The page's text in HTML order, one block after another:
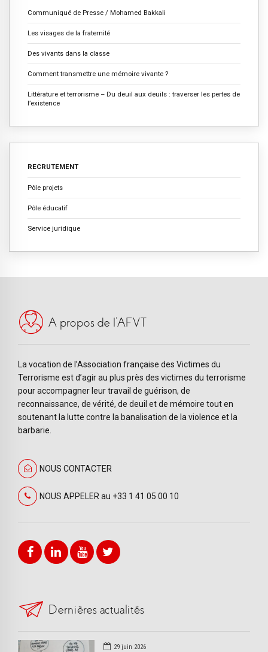
Communiqué de Presse / Mohamed Bakkali
Les visages de la fraternité
Des vivants dans la classe
Comment transmettre une mémoire vivante ?
Littérature et terrorisme – Du deuil aux deuils : traverser les pertes de
l’existence
RECRUTEMENT
Pôle projets
Pôle éducatif
Service juridique
A propos de l’AFVT
La vocation de l’Association française des Victimes du
Terrorisme est d’agir au plus près des victimes du terrorisme
pour accompagner leur travail de guérison, de
reconnaissance, de vérité, de deuil et de mémoire tout en
soutenant la lutte contre la banalisation de la violence et la
barbarie.
NOUS CONTACTER
NOUS APPELER au +33 1 41 05 00 10
Dernières actualités
29 juin 2026